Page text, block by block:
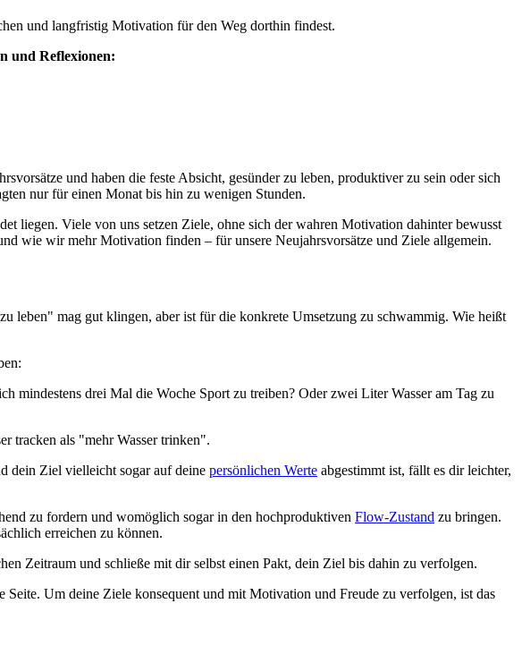
und langfristig Motivation für den Weg dorthin findest.
und Reflexionen:
und haben die feste Absicht, gesünder zu leben, produktiver zu sein oder sich
nur für einen Monat bis hin zu wenigen Stunden.
liegen. Viele von uns setzen Ziele, ohne sich der wahren Motivation dahinter bewusst
wie wir mehr Motivation finden – für unsere Neujahrsvorsätze und Ziele allgemein.
leben" mag gut klingen, aber ist für die konkrete Umsetzung zu schwammig. Wie heißt
mindestens drei Mal die Woche Sport zu treiben? Oder zwei Liter Wasser am Tag zu
tracken als "mehr Wasser trinken".
dein Ziel vielleicht sogar auf deine persönlichen Werte abgestimmt ist, fällt es dir leichter,
zu fordern und womöglich sogar in den hochproduktiven Flow-Zustand zu bringen.
erreichen zu können.
Zeitraum und schließe mit dir selbst einen Pakt, dein Ziel bis dahin zu verfolgen.
Um deine Ziele konsequent und mit Motivation und Freude zu verfolgen, ist das